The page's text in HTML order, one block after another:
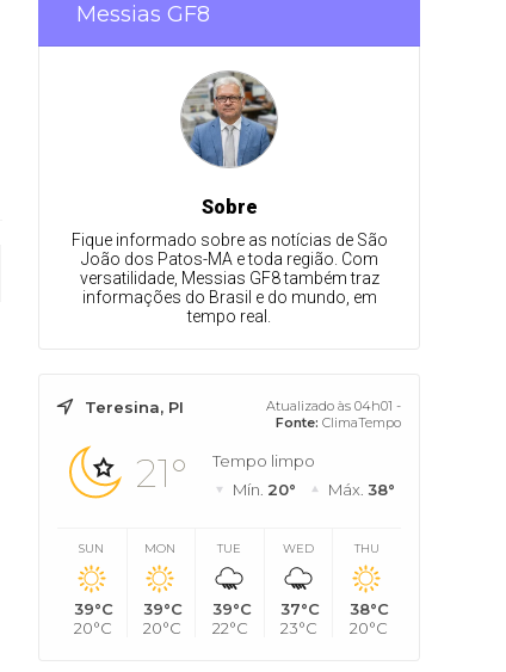
Messias GF8
Sobre
Fique informado sobre as notícias de São
João dos Patos-MA e toda região. Com
versatilidade, Messias GF8 também traz
informações do Brasil e do mundo, em
tempo real.
Teresina, PI
Atualizado às 04h01 -
Fonte: ClimaTempo
21°
Tempo limpo
Mín. 20° Máx. 38°
SUN
39°C
20°C
MON
39°C
20°C
TUE
39°C
22°C
WED
37°C
23°C
THU
38°C
20°C